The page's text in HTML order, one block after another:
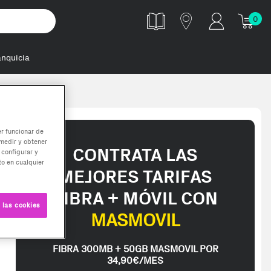
0
CONTRATA LAS
MEJORES TARIFAS
FIBRA + MÓVIL CON
MASMOVIL
FIBRA 300MB + 50GB MASMOVIL POR
34,90€/MES
funcionar de
y obtener
y
en cualquier
cookies